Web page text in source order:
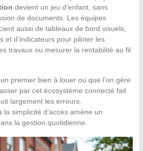
devient un jeu d’enfant, sans
de documents. Les équipes
aussi de tableaux de bord visuels,
et d’indicateurs pour piloter les
travaux ou mesurer la rentabilité au fil
premier bien à louer ou que l’on gère
par cet écosystème connecté fait
largement les erreurs.
la simplicité d’accès amène un
la gestion quotidienne.